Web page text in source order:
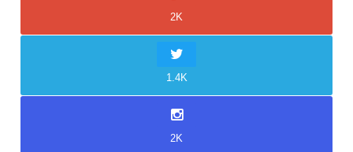
2K
1.4K
2K